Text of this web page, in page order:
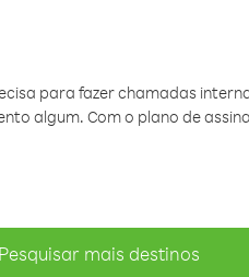
para fazer chamadas
algum. Com o plano de
Pesquisar mais destinos